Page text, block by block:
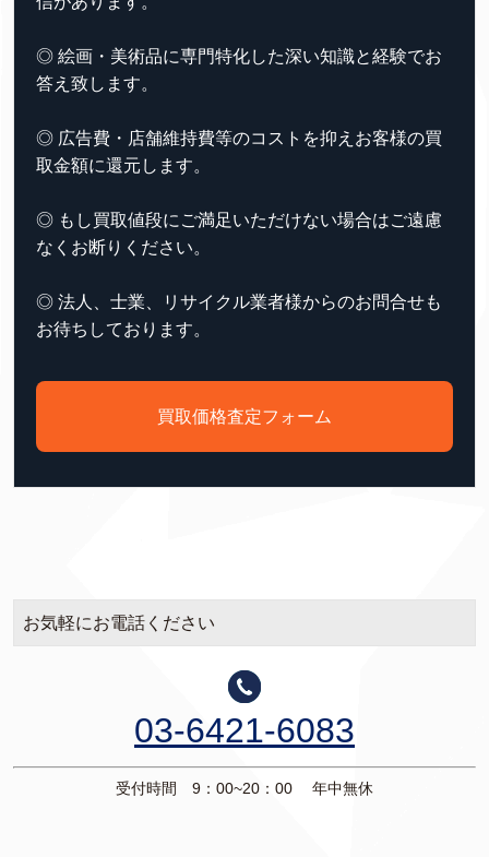
◎ 絵画・美術品に専門特化した深い知識と経験でお
答え致します。
◎ 広告費・店舗維持費等のコストを抑えお客様の買
取金額に還元します。
◎ もし買取値段にご満足いただけない場合はご遠慮
なくお断りください。
◎ 法人、士業、リサイクル業者様からのお問合せも
お待ちしております。
買取価格査定フォーム
お気軽にお電話ください
03-6421-6083
受付時間 9：00~20：00 年中無休